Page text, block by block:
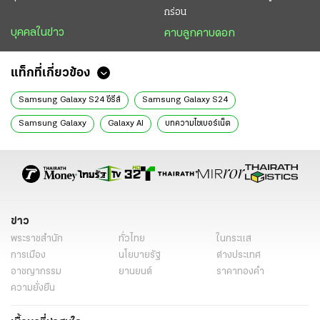
บุคคลในข่าว
กร่อน
คาบลูกคาบดอก
แท็กที่เกี่ยวข้อง
Samsung Galaxy S24 ซีรีส์ Samsung Galaxy S24
Samsung Galaxy Galaxy AI บทความไซเบอร์เน็ต
ข่าว
พระราชสำนัก ทั่วไทย
ในกระแส
การเมือง
นโยบายรัฐ
ต่างประเทศ
อาชญากรรม
ยานยนต์
ราคาทองคำ
ความยั่งยืน